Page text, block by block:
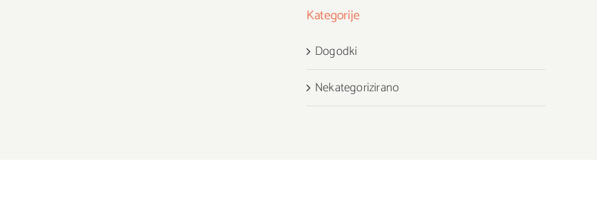
Kategorije
Dogodki
Nekategorizirano